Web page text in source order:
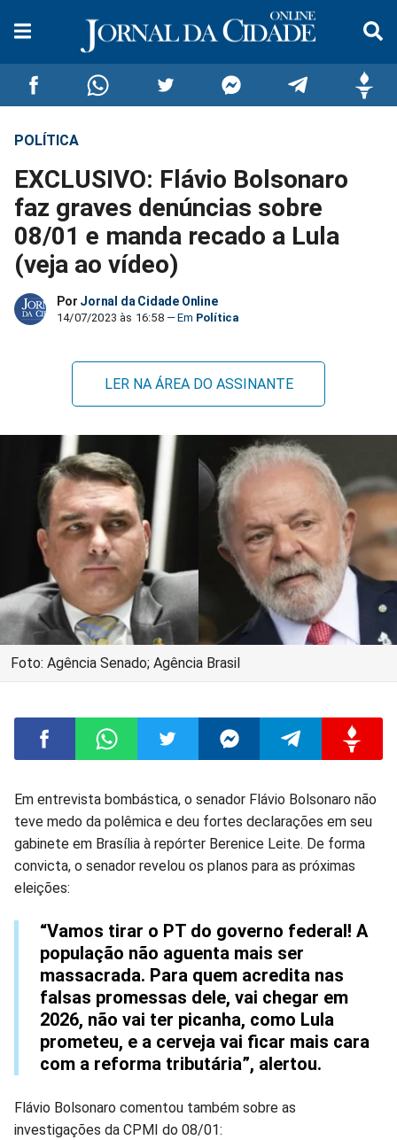
Compartilhar
no
Facebook
Compartilhar
no
Whatsapp
no
Twitter
no
Messenger
no
Telegram
POLÍTICA
EXCLUSIVO: Flávio Bolsonaro
faz graves denúncias sobre
08/01 e manda recado a Lula
(veja ao vídeo)
Por Jornal da Cidade Online
14/07/2023 às 16:58 Política
LER NA ÁREA DO ASSINANTE
Foto: Agência Senado; Agência Brasil
Compartilhar
no
Facebook
Compartilhar
no
Compartilhar
no
Compartilhar
no
Compartilhar
no
no
Em entrevista bombástica, o senador Flávio Bolsonaro não
teve medo da polêmica e deu fortes declarações em seu
gabinete em Brasília à repórter Berenice Leite. De forma
convicta, o senador revelou os planos para as próximas
eleições:
“Vamos tirar o PT do governo federal! A
população não aguenta mais ser
massacrada. Para quem acredita nas
falsas promessas dele, vai chegar em
2026, não vai ter picanha, como Lula
prometeu, e a cerveja vai ficar mais cara
com a reforma tributária”, alertou.
Flávio Bolsonaro comentou também sobre as
investigações da CPMI do 08/01: